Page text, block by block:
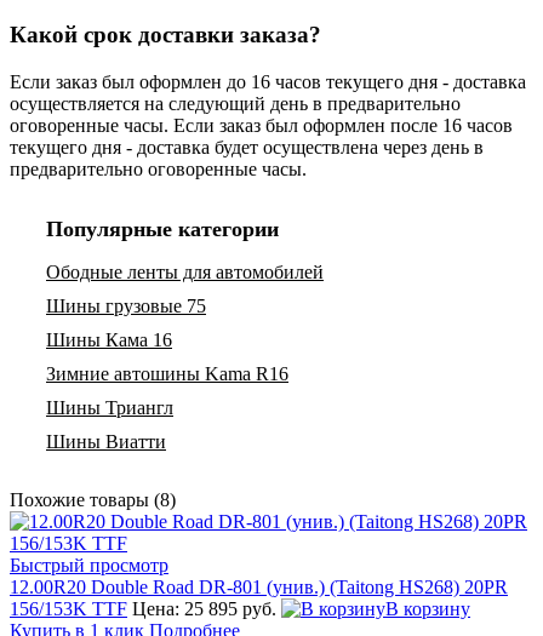
Какой срок доставки заказа?
Если заказ был оформлен до 16 часов текущего дня - доставка
осуществляется на следующий день в предварительно
оговоренные часы. Если заказ был оформлен после 16 часов
текущего дня - доставка будет осуществлена через день в
предварительно оговоренные часы.
Популярные категории
Ободные ленты для автомобилей
Шины грузовые 75
Шины Кама 16
Зимние автошины Kama R16
Шины Триангл
Шины Виатти
Похожие товары (8)
Быстрый просмотр
12.00R20 Double Road DR-801 (унив.) (Taitong HS268) 20PR
156/153K TTF Цена: 25 895 руб.
В корзину
Купить в 1 клик Подробнее